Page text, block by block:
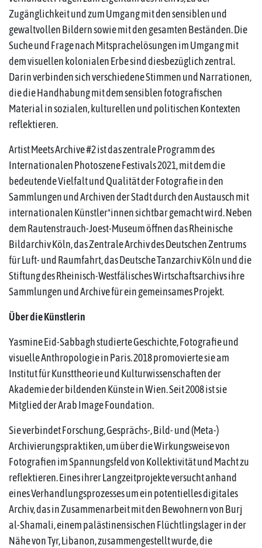
Zugänglichkeit und zum Umgang mit den sensiblen und
gewaltvollen Bildern sowie mit den gesamten Beständen. Die
Suche und Frage nach Mitsprachelösungen im Umgang mit
dem visuellen kolonialen Erbe sind diesbezüglich zentral.
Darin verbinden sich verschiedene Stimmen und Narrationen,
die die Handhabung mit dem sensiblen fotografischen
Material in sozialen, kulturellen und politischen Kontexten
reflektieren.
Artist Meets Archive #2 ist das zentrale Programm des
Internationalen Photoszene Festivals 2021, mit dem die
bedeutende Vielfalt und Qualität der Fotografie in den
Sammlungen und Archiven der Stadt durch den Austausch mit
internationalen Künstler*innen sichtbar gemacht wird. Neben
dem Rautenstrauch-Joest-Museum öffnen das Rheinische
Bildarchiv Köln, das Zentrale Archiv des Deutschen Zentrums
für Luft- und Raumfahrt, das Deutsche Tanzarchiv Köln und die
Stiftung des Rheinisch-Westfälisches Wirtschaftsarchivs ihre
Sammlungen und Archive für ein gemeinsames Projekt.
Über die Künstlerin
Yasmine Eid-Sabbagh studierte Geschichte, Fotografie und
visuelle Anthropologie in Paris. 2018 promovierte sie am
Institut für Kunsttheorie und Kulturwissenschaften der
Akademie der bildenden Künste in Wien. Seit 2008 ist sie
Mitglied der Arab Image Foundation.
Sie verbindet Forschung, Gesprächs-, Bild- und (Meta-)
Archivierungspraktiken, um über die Wirkungsweise von
Fotografien im Spannungsfeld von Kollektivität und Macht zu
reflektieren. Eines ihrer Langzeitprojekte versucht anhand
eines Verhandlungsprozesses um ein potentielles digitales
Archiv, das in Zusammenarbeit mit den Bewohnern von Burj
al-Shamali, einem palästinensischen Flüchtlingslager in der
Nähe von Tyr, Libanon, zusammengestellt wurde, die